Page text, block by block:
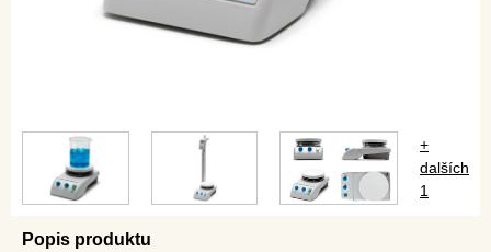
+
dalších
1
Popis produktu